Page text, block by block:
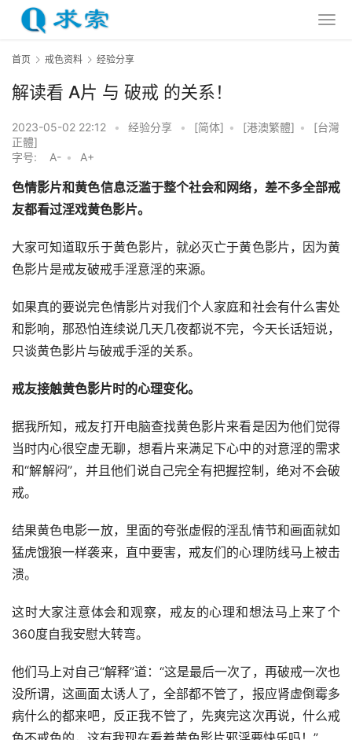
首页 戒色资料 经验分享
解读看 A片 与 破戒 的关系！
2023-05-02 22:12 • 经验分享 • [简体] • [港澳繁體] •
[台灣
正體]
字号:
A- • A+
色情影片和黄色信息泛滥于整个社会和网络，差不多全部戒
友都看过淫戏黄色影片。
大家可知道取乐于黄色影片，就必灭亡于黄色影片，因为黄
色影片是戒友破戒手淫意淫的来源。
如果真的要说完色情影片对我们个人家庭和社会有什么害处
和影响，那恐怕连续说几天几夜都说不完，今天长话短说，
只谈黄色影片与破戒手淫的关系。
戒友接触黄色影片时的心理变化。
据我所知，戒友打开电脑查找黄色影片来看是因为他们觉得
当时内心很空虚无聊，想看片来满足下心中的对意淫的需求
和“解解闷”，并且他们说自己完全有把握控制，绝对不会破
戒。
结果黄色电影一放，里面的夸张虚假的淫乱情节和画面就如
猛虎饿狼一样袭来，直中要害，戒友们的心理防线马上被击
溃。
这时大家注意体会和观察，戒友的心理和想法马上来了个
360度自我安慰大转弯。
他们马上对自己“解释”道：“这是最后一次了，再破戒一次也
没所谓，这画面太诱人了，全部都不管了，报应肾虚倒霉多
病什么的都来吧，反正我不管了，先爽完这次再说，什么戒